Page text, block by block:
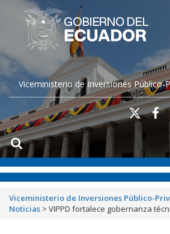
Viceministerio de Inversiones Público-
Viceministerio de Inversiones Público-
Noticias > VIPPD fortalece gobernanza